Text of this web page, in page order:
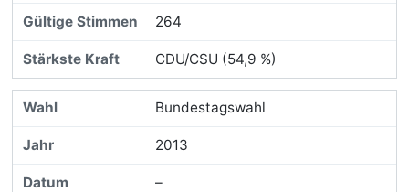
264
CDU/CSU (54,9 %)
Bundestagswahl
2013
–